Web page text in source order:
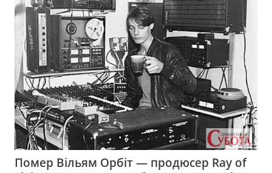
Помер Вільям Орбіт — продюсер Ray of